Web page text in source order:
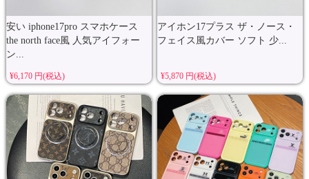
安い iphone17pro スマホケース
the north face風 人気アイフォー
ン...
¥6,170 円(税込)
アイホン17プラス ザ・ノース・
フェイス風カバー ソフト 少...
¥5,870 円(税込)